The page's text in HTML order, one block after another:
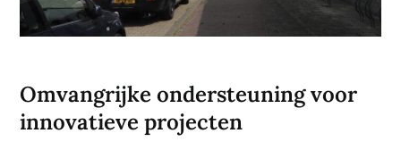
Omvangrijke ondersteuning voor
innovatieve projecten